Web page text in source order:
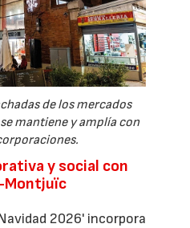
de los mercados
mantiene y amplía con
y social con
Montjuïc
2026' incorpora